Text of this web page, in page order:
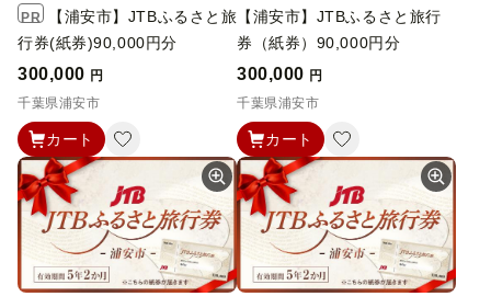
PR
【浦安市】JTBふるさと旅
行券(紙券)90,000円分
300,000 円
千葉県浦安市
カート
【浦安市】JTBふるさと旅行
券（紙券）90,000円分
300,000 円
千葉県浦安市
カート